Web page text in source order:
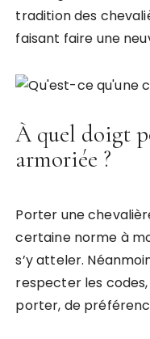
tradition des
faisant faire une
À quel doigt
armoriée ?
Porter une
certaine norme à
s’y atteler.
respecter les
porter, de